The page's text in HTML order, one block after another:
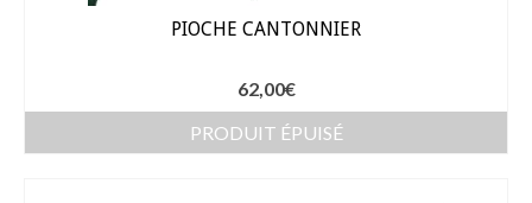
Pépinières – Gazons
Pépinières
PIOCHE CANTONNIER
62,00€
PRODUIT ÉPUISÉ